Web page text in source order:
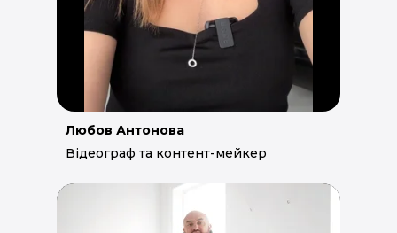
Любов Антонова
Відеограф та контент-мейкер